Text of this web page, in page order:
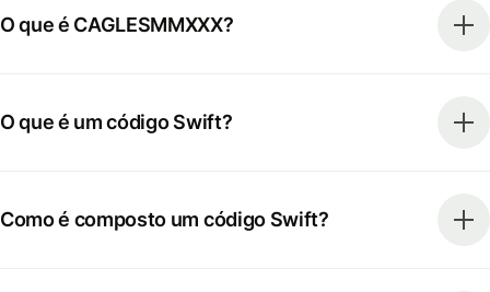
O que é CAGLESMMXXX?
O que é um código Swift?
Como é composto um código Swift?